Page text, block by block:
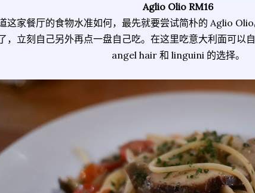
Aglio Olio RM16
这家餐厅的食物水准如何，最先就要尝试简朴的 Aglio
，立刻自己另外再点一盘自己吃。在这里吃意大利面可以
angel hair 和 linguini 的选择。